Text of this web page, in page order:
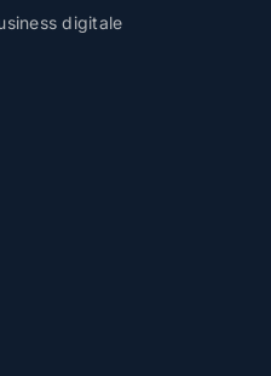
digitale